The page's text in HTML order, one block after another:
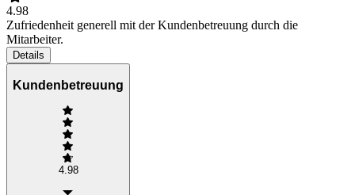
4.98
Zufriedenheit generell mit der Kundenbetreuung durch die
Mitarbeiter.
Details
Kundenbetreuung
4.98